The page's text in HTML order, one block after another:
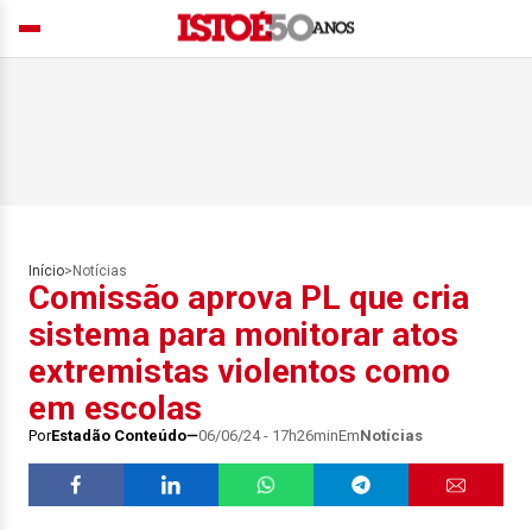
Início> Notícias
Comissão aprova PL que cria
sistema para monitorar atos
extremistas violentos como
em escolas
PorEstadão Conteúdo 06/06/24 - 17h26minEmNotícias